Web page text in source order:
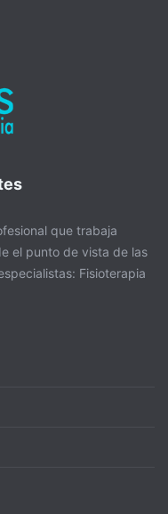
que trabaja
el punto de vista de las
Fisioterapia